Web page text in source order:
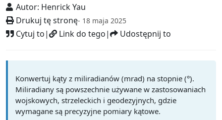
Autor: Henrick Yau
Drukuj tę stronę- 18 maja 2025
Cytuj to| Link do tego| Udostępnij to
Konwertuj kąty z miliradianów (mrad) na stopnie (°).
Miliradiany są powszechnie używane w zastosowaniach
wojskowych, strzeleckich i geodezyjnych, gdzie
wymagane są precyzyjne pomiary kątowe.